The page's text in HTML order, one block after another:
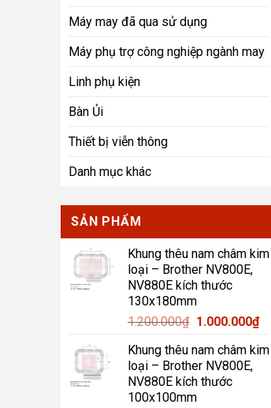
Máy may đã qua sử dụng
Máy phụ trợ công nghiệp ngành may
Linh phụ kiện
Bàn Ủi
Thiết bị viễn thông
Danh mục khác
SẢN PHẨM
Khung thêu nam châm kim
loại – Brother NV800E,
NV880E kích thước
130x180mm
1.200.000₫ Giá
là:
1.200.000₫.
1.000.000₫Giá
tại
Khung thêu nam châm kim
loại – Brother NV800E,
NV880E kích thước
100x100mm